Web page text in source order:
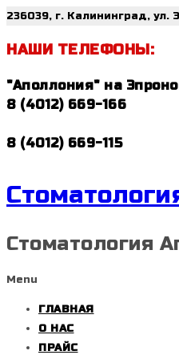
236039, г. Калининград, ул.
НАШИ ТЕЛЕФОНЫ:
"Аполлония" на
8 (4012) 669-166
8 (4012) 669-115
Стоматология
Menu
ГЛАВНАЯ
О НАС
ПРАЙС